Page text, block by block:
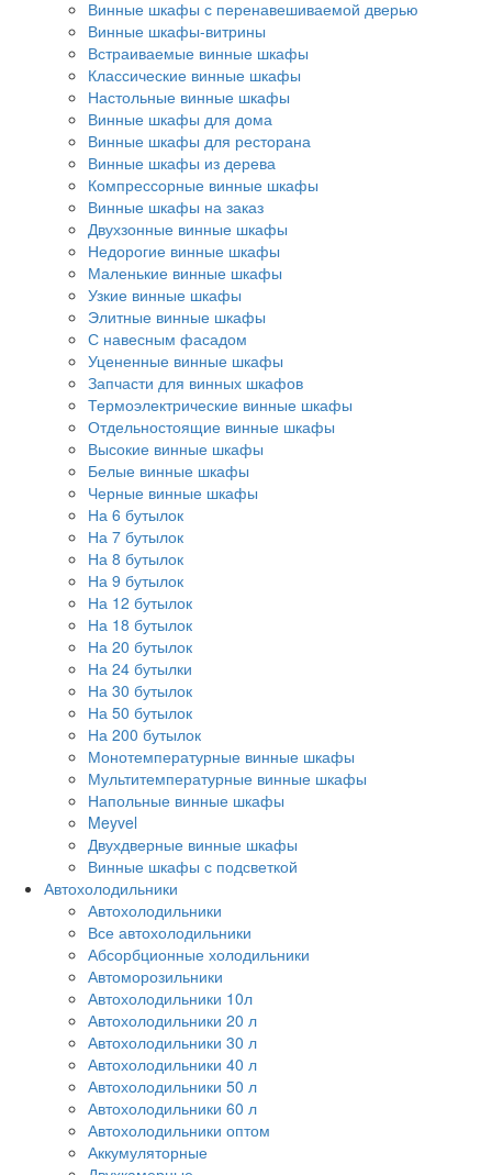
Винные шкафы с перенавешиваемой дверью
Винные шкафы-витрины
Встраиваемые винные шкафы
Классические винные шкафы
Настольные винные шкафы
Винные шкафы для дома
Винные шкафы для ресторана
Винные шкафы из дерева
Компрессорные винные шкафы
Винные шкафы на заказ
Двухзонные винные шкафы
Недорогие винные шкафы
Маленькие винные шкафы
Узкие винные шкафы
Элитные винные шкафы
С навесным фасадом
Уцененные винные шкафы
Запчасти для винных шкафов
Термоэлектрические винные шкафы
Отдельностоящие винные шкафы
Высокие винные шкафы
Белые винные шкафы
Черные винные шкафы
На 6 бутылок
На 7 бутылок
На 8 бутылок
На 9 бутылок
На 12 бутылок
На 18 бутылок
На 20 бутылок
На 24 бутылки
На 30 бутылок
На 50 бутылок
На 200 бутылок
Монотемпературные винные шкафы
Мультитемпературные винные шкафы
Напольные винные шкафы
Meyvel
Двухдверные винные шкафы
Винные шкафы с подсветкой
Автохолодильники
Автохолодильники
Все автохолодильники
Абсорбционные холодильники
Автоморозильники
Автохолодильники 10л
Автохолодильники 20 л
Автохолодильники 30 л
Автохолодильники 40 л
Автохолодильники 50 л
Автохолодильники 60 л
Автохолодильники оптом
Аккумуляторные